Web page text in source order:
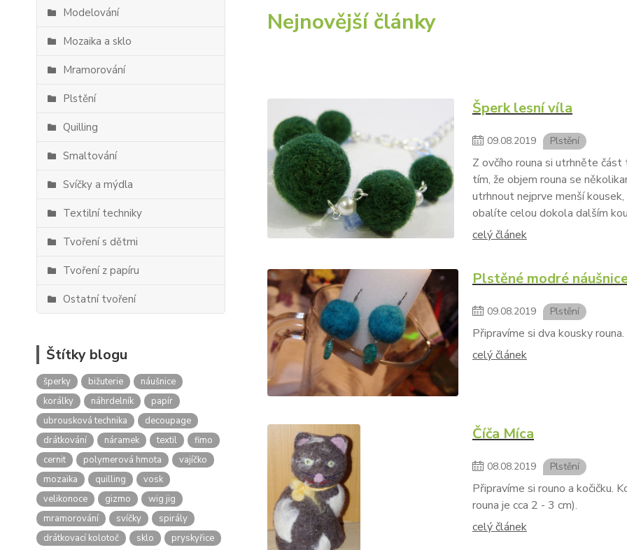
Modelování
Mozaika a sklo
Mramorování
Plstění
Quilling
Smaltování
Svíčky a mýdla
Textilní techniky
Tvoření s dětmi
Tvoření z papíru
Ostatní tvoření
Štítky blogu
šperky bižuterie
náušnice
korálky
náhrdelník
papír
ubrousková technika
decoupage
drátkování
náramek textil
fimo
cernit
polymerová hmota
vajíčko
mozaika
quilling
vosk
velikonoce
gizmo
wig jig
mramorování
svíčky
spirály
drátkovací kolotoč
sklo
pryskyřice
Nejnovější články
Šperk lesní víla
09.08.2019 Plstění
Z ovčího rouna si utrhněte
tím, že objem rouna se
utrhnout nejprve menší
obalíte celou dokola dalším
celý článek
Plstěné modré
09.08.2019 Plstění
Připravíme si dva kousky
celý článek
Číča Míca
08.08.2019 Plstění
Připravíme si rouno a kočičku.
rouna je cca 2 - 3 cm).
celý článek